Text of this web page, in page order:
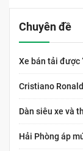
Chuyên đề
Xe bán tải được
Cristiano
Dàn siêu xe và
Hải Phòng áp